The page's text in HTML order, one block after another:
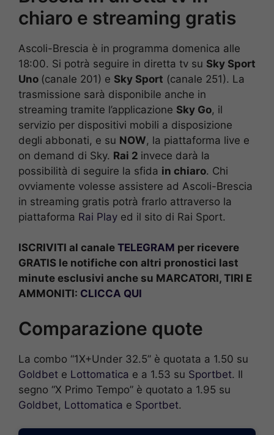
chiaro e streaming gratis
Ascoli-Brescia è in programma domenica alle
18:00. Si potrà seguire in diretta tv su Sky Sport
Uno (canale 201) e Sky Sport (canale 251). La
trasmissione sarà disponibile anche in
streaming tramite l’applicazione Sky Go, il
servizio per dispositivi mobili a disposizione
degli abbonati, e su NOW, la piattaforma live e
on demand di Sky. Rai 2 invece darà la
possibilità di seguire la sfida in chiaro. Chi
ovviamente volesse assistere ad Ascoli-Brescia
in streaming gratis potrà frarlo attraverso la
piattaforma Rai Play ed il sito di Rai Sport.
ISCRIVITI al canale TELEGRAM per ricevere
GRATIS le notifiche con altri pronostici last
minute esclusivi anche su MARCATORI, TIRI E
AMMONITI: CLICCA QUI
Comparazione quote
La combo “1X+Under 32.5” è quotata a 1.50 su
Goldbet e Lottomatica e a 1.53 su Sportbet. Il
segno “X Primo Tempo” è quotato a 1.95 su
Goldbet, Lottomatica e Sportbet.